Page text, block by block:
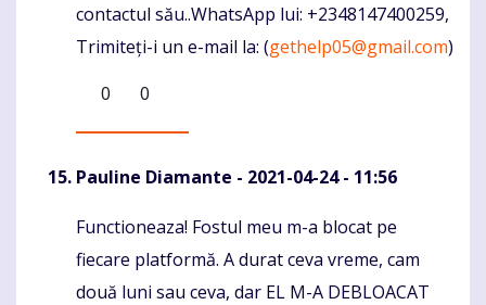
contactul său..WhatsApp lui: +2348147400259,
Trimiteți-i un e-mail la: (gethelp05@gmail.com)
0
0
Pauline Diamante - 2021-04-24 - 11:56
Komentaras
Functioneaza! Fostul meu m-a blocat pe
fiecare platformă. A durat ceva vreme, cam
două luni sau ceva, dar EL M-A DEBLOACAT